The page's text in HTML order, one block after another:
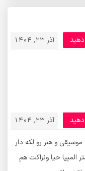
آذر 23, 1404
آذر 23, 1404
و هنر رو لکه دار
المپیا حیا ونزاکت هم